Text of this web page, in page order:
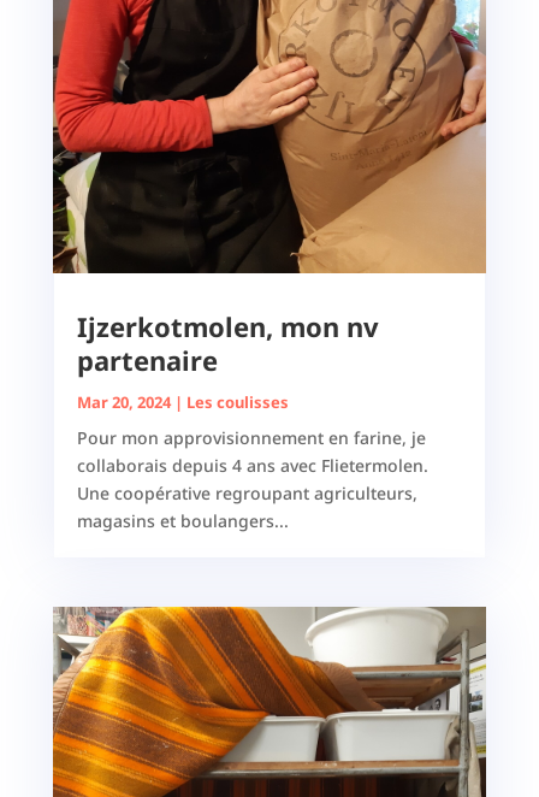
Ijzerkotmolen, mon nv
partenaire
Mar 20, 2024| Les coulisses
Pour mon approvisionnement en farine, je
collaborais depuis 4 ans avec Flietermolen.
Une coopérative regroupant agriculteurs,
magasins et boulangers...